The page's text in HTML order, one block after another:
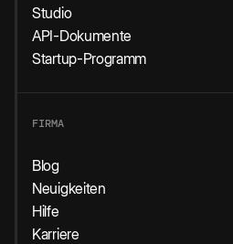
Studio
API-Dokumente
Startup-Programm
FIRMA
Blog
Neuigkeiten
Hilfe
Karriere